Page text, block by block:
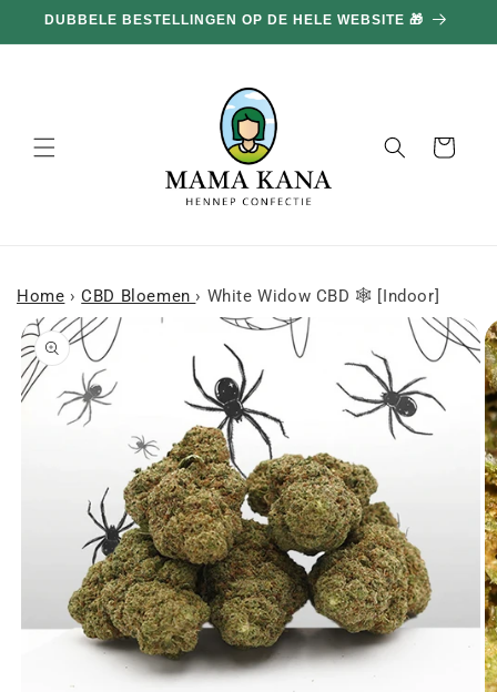
doorgaan
naar
DUBBELE BESTELLINGEN OP DE HELE WEBSITE 🎁
Mand
Home › CBD Bloemen › White Widow CBD 🕸 [Indoor]
naar